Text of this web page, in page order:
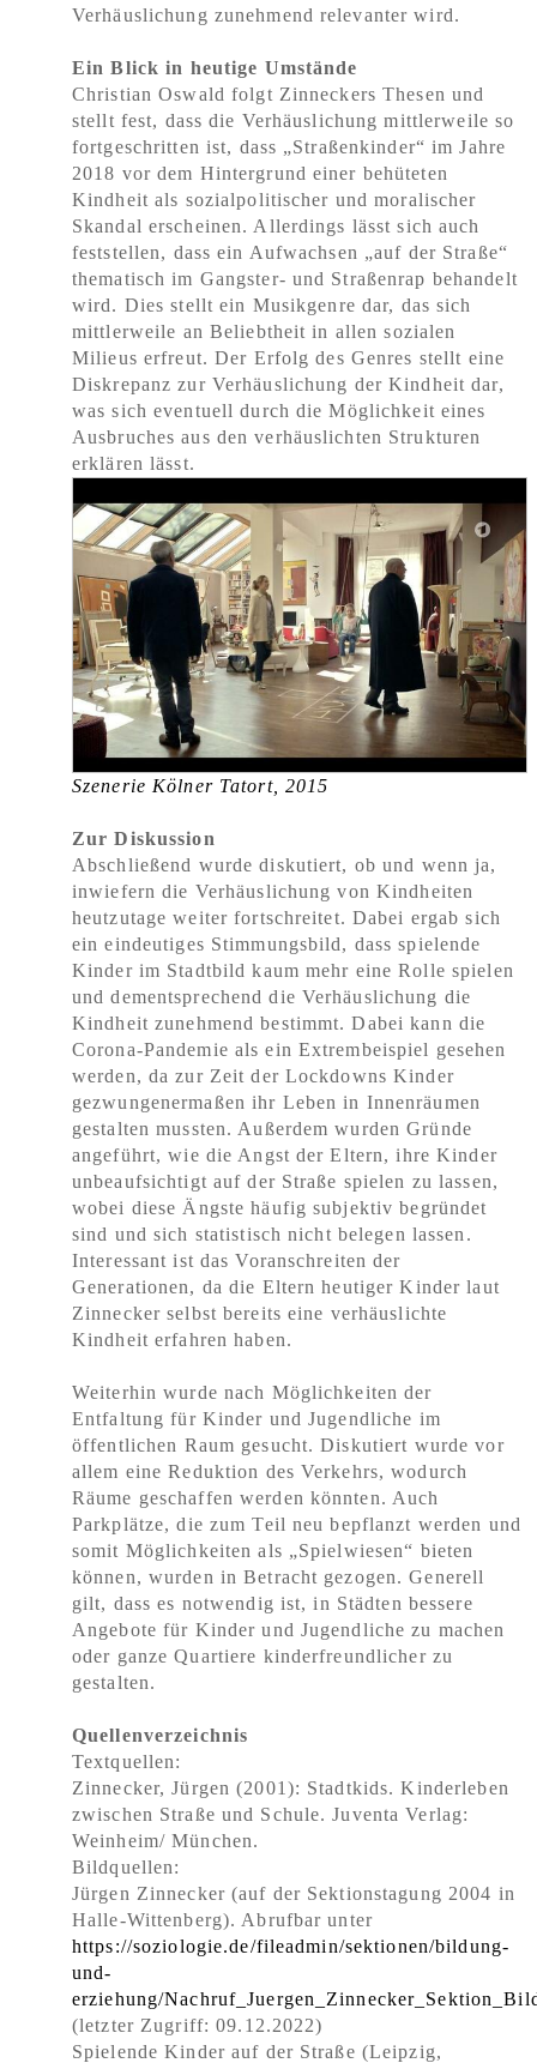
Verhäuslichung zunehmend relevanter wird.
Ein Blick in heutige Umstände
Christian Oswald folgt Zinneckers Thesen und
stellt fest, dass die Verhäuslichung mittlerweile so
fortgeschritten ist, dass „Straßenkinder“ im Jahre
2018 vor dem Hintergrund einer behüteten
Kindheit als sozialpolitischer und moralischer
Skandal erscheinen. Allerdings lässt sich auch
feststellen, dass ein Aufwachsen „auf der Straße“
thematisch im Gangster- und Straßenrap behandelt
wird. Dies stellt ein Musikgenre dar, das sich
mittlerweile an Beliebtheit in allen sozialen
Milieus erfreut. Der Erfolg des Genres stellt eine
Diskrepanz zur Verhäuslichung der Kindheit dar,
was sich eventuell durch die Möglichkeit eines
Ausbruches aus den verhäuslichten Strukturen
erklären lässt.
Szenerie Kölner Tatort, 2015
Zur Diskussion
Abschließend wurde diskutiert, ob und wenn ja,
inwiefern die Verhäuslichung von Kindheiten
heutzutage weiter fortschreitet. Dabei ergab sich
ein eindeutiges Stimmungsbild, dass spielende
Kinder im Stadtbild kaum mehr eine Rolle spielen
und dementsprechend die Verhäuslichung die
Kindheit zunehmend bestimmt. Dabei kann die
Corona-Pandemie als ein Extrembeispiel gesehen
werden, da zur Zeit der Lockdowns Kinder
gezwungenermaßen ihr Leben in Innenräumen
gestalten mussten. Außerdem wurden Gründe
angeführt, wie die Angst der Eltern, ihre Kinder
unbeaufsichtigt auf der Straße spielen zu lassen,
wobei diese Ängste häufig subjektiv begründet
sind und sich statistisch nicht belegen lassen.
Interessant ist das Voranschreiten der
Generationen, da die Eltern heutiger Kinder laut
Zinnecker selbst bereits eine verhäuslichte
Kindheit erfahren haben.
Weiterhin wurde nach Möglichkeiten der
Entfaltung für Kinder und Jugendliche im
öffentlichen Raum gesucht. Diskutiert wurde vor
allem eine Reduktion des Verkehrs, wodurch
Räume geschaffen werden könnten. Auch
Parkplätze, die zum Teil neu bepflanzt werden und
somit Möglichkeiten als „Spielwiesen“ bieten
können, wurden in Betracht gezogen. Generell
gilt, dass es notwendig ist, in Städten bessere
Angebote für Kinder und Jugendliche zu machen
oder ganze Quartiere kinderfreundlicher zu
gestalten.
Quellenverzeichnis
Textquellen:
Zinnecker, Jürgen (2001): Stadtkids. Kinderleben
zwischen Straße und Schule. Juventa Verlag:
Weinheim/ München.
Bildquellen:
Jürgen Zinnecker (auf der Sektionstagung 2004 in
Halle-Wittenberg). Abrufbar unter
https://soziologie.de/fileadmin/sektionen/bildung-
und-
erziehung/
(letzter Zugriff: 09.12.2022)
Spielende Kinder auf der Straße (Leipzig,